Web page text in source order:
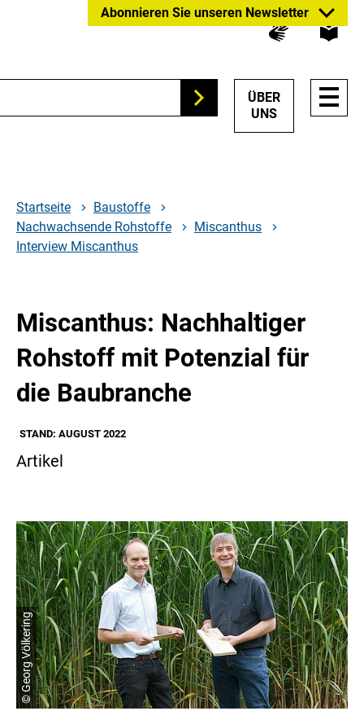
Hauptnavigation
Abonnieren Sie unseren Newsletter
Suchen
ÜBER
UNS
Startseite
Baustoffe
Nachwachsende Rohstoffe
Miscanthus
Interview Miscanthus
Miscanthus: Nachhaltiger
Rohstoff mit Potenzial für
die Baubranche
STAND: AUGUST 2022
Artikel
© Georg Völkering